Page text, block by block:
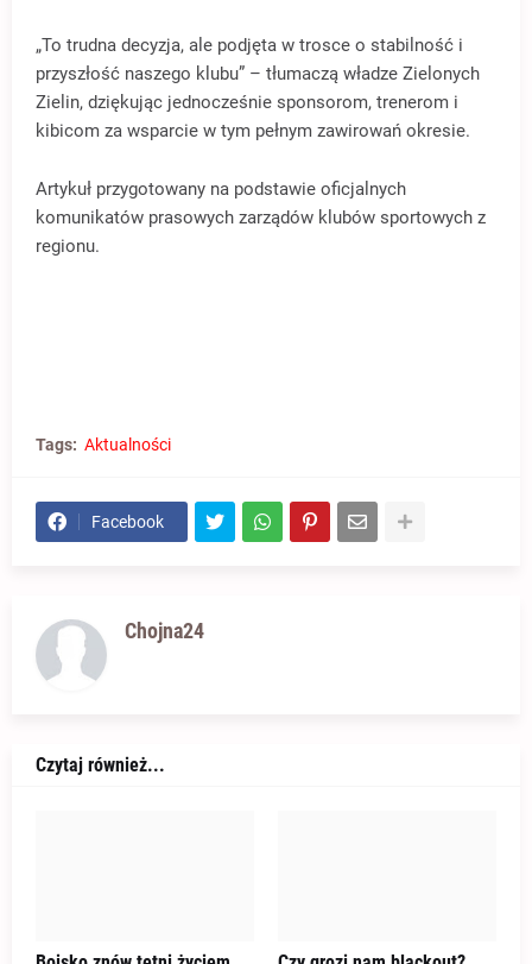
„To trudna decyzja, ale podjęta w trosce o stabilność i
przyszłość naszego klubu” – tłumaczą władze Zielonych
Zielin, dziękując jednocześnie sponsorom, trenerom i
kibicom za wsparcie w tym pełnym zawirowań okresie.
Artykuł przygotowany na podstawie oficjalnych
komunikatów prasowych zarządów klubów sportowych z
regionu.
Tags: Aktualności
Facebook
Chojna24
Czytaj również...